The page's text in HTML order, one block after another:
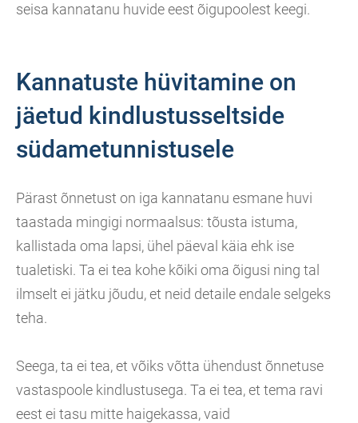
seisa kannatanu huvide eest õigupoolest keegi.
Kannatuste hüvitamine on
jäetud kindlustusseltside
südametunnistusele
Pärast õnnetust on iga kannatanu esmane huvi
taastada mingigi normaalsus: tõusta istuma,
kallistada oma lapsi, ühel päeval käia ehk ise
tualetiski. Ta ei tea kohe kõiki oma õigusi ning tal
ilmselt ei jätku jõudu, et neid detaile endale selgeks
teha.
Seega, ta ei tea, et võiks võtta ühendust õnnetuse
vastaspoole kindlustusega. Ta ei tea, et tema ravi
eest ei tasu mitte haigekassa, vaid